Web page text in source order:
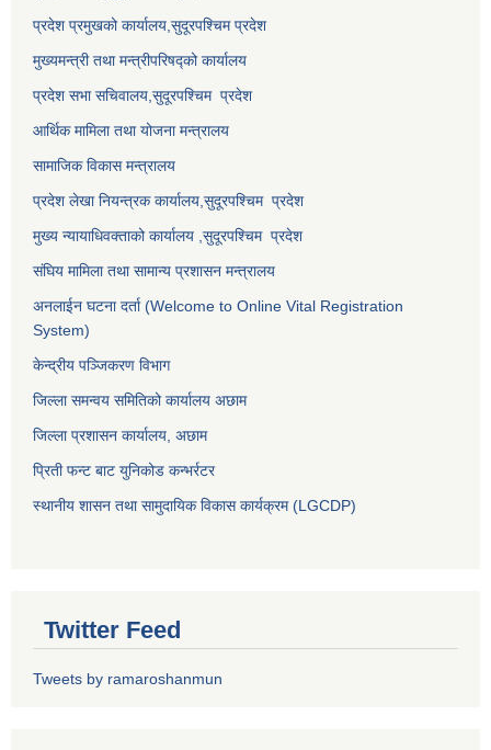
प्रदेश प्रमुखको कार्यालय, सुदूरपश्चिमप्रदेश
मुख्यमन्त्री तथा मन्त्रीपरिषद्को कार्यालय
प्रदेश सभा सचिवालय, सुदूरपश्चिम प्रदेश
आर्थिक मामिला तथा योजना मन्त्रालय
सामाजिक विकास मन्त्रालय
प्रदेश लेखा नियन्त्रक कार्यालय, सुदूरपश्चिम प्रदेश
मुख्य न्यायाधिवक्ताको कार्यालय , सुदूरपश्चिम प्रदेश
संघिय मामिला तथा सामान्य प्रशासन मन्त्रालय
अनलाईन घटना दर्ता (Welcome to Online Vital Registration
System)
केन्द्रीय पञ्जिकरण विभाग
जिल्ला समन्वय समितिको कार्यालय अछाम
जिल्ला प्रशासन कार्यालय, अछाम
प्रिती फन्ट बाट युनिकोड कन्भर्रटर
स्थानीय शासन तथा सामुदायिक विकास कार्यक्रम (LGCDP)
Twitter Feed
Tweets by ramaroshanmun